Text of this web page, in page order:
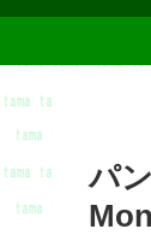
パ